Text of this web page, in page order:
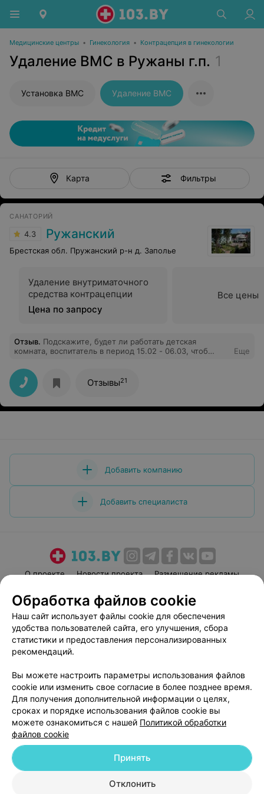
Медицинские центры • Гинекология • Контрацепция в гинекологии
Удаление ВМС в Ружаны г.п. 1
Установка ВМС Удаление ВМС
Карта Фильтры
САНАТОРИЙ
4.3 Ружанский
Брестская обл. Пружанский р-н д. Заполье
Удаление внутриматочного
средства контрацепции
Цена по запросу
Все цены
Отзыв. Подскажите, будет ли работать детская
комната, воспитатель в период 15.02 - 06.03, чтоб
процедуры (ребенку 6 лет)?
Еще
Отзывы21
Добавить компанию
Добавить специалиста
О проекте Новости проекта
Размещение рекламы
Пользовательское соглашение
Способы оплаты
Вакансии
Партнеры
Написать руководителю 103.by
Персональные настройки cookie
Обработка персональных данных
© 2026 ООО «Артокс Лаб», УНП 191700409| 220012, Республика Беларусь,
г. Минск, улица Толбухина, 2, пом. 16 | help@103.by
Обработка файлов cookie
Наш сайт использует файлы cookie для обеспечения
удобства пользователей сайта, его улучшения, сбора
статистики и предоставления персонализированных
рекомендаций.
Вы можете настроить параметры использования файлов
cookie или изменить свое согласие в более позднее время.
Для получения дополнительной информации о целях,
сроках и порядке использования файлов cookie вы
можете ознакомиться с нашей Политикой обработки
файлов cookie
Отклонить
Принять